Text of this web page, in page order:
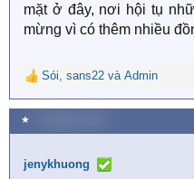
mặt ở đây, nơi hội tụ
mừng vì có thêm nhiều
R
e
a
c
i
Sói sans22 và Admin
★
jenykhuong